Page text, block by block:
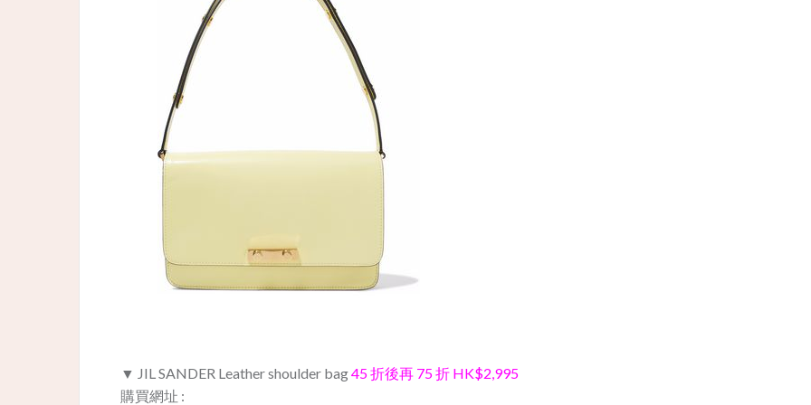
▼ JIL SANDER Leather shoulder bag45 折後再 75 折 HK$2,995
購買網址 :